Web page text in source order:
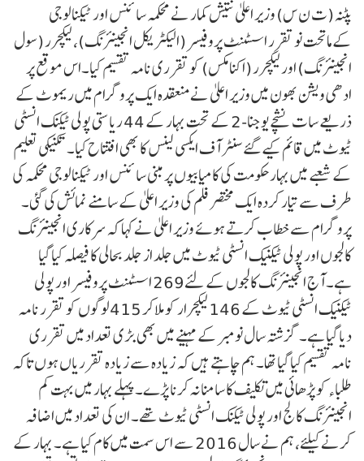
پٹنہ(ت ن س) وزیر اعلیٰ نتیش کمار نے محکمہ سائنس اور ٹیکنالوجی
کےماتحت نو تقرر اسسٹنٹ پروفیسر (الیکٹریکل انجینئرنگ)، لیکچرر (سول
انجینئرنگ) اور لیکچرر (اکنامکس) کو تقرری نامہ تقسیم کیا۔اس موقع پر
ادھی ویشن بھون میں وزیر اعلیٰ نے منعقدہ ایک پروگرام میں ریموٹ کے
ذریعے سات نشچے یوجنا-2 کے تحت بہار کے 44 ریاستی پولی ٹیکنک انسٹی
ٹیوٹ میں قائم کیے گئے سنٹر آف ایکسی لینس کا بھی افتتاح کیا۔ تکنیکی تعلیم
کے شعبے میں بہار حکومت کی کامیابیوں پر مبنی سائنس اور ٹیکنالوجی محکمہ کی
طرف سے تیار کردہ ایک مختصر فلم کی وزیر اعلیٰ کے سامنے نمائش کی گئی۔
پروگرام سے خطاب کرتے ہوئے وزیر اعلیٰ نے کہا کہ سرکاری انجینئرنگ
کالجوں اور پولی ٹیکنیک انسٹی ٹیوٹ میں جلد از جلد بحالی کا فیصلہ کیا گیا
ہے۔ آج انجینئرنگ کالجوں کے لئے269 اسسٹنٹ پروفیسر اور پولی
ٹیکنیک انسٹی ٹیوٹ کے 146 لیکچرار کو ملاکر 415لوگوں کو تقرر نامہ
دیا گیا ہے۔ گزشتہ سال نومبر کے مہینے میں بھی بڑی تعداد میں تقرری
نامہ تقسیم کیا گیا تھا۔ ہم چاہتے ہیں کہ زیادہ سے زیادہ تقرریاں ہوں تاکہ
طلباء کو پڑھائی میں تکلیف کا سامنا نہ کرنا پڑے۔ پہلے بہار میں بہت کم
انجینئرنگ کالج اور پولی ٹیکنک انسٹی ٹیوٹ تھے۔ ان کی تعداد میں اضافہ
کرنے کیلئے، ہم نے سال 2016 سے اس سمت میں کام کیا ہے۔ بہار کے